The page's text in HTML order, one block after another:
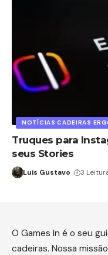
NOTÍCIAS CADEIRAS
Truques para
seus Stories
Luis Gustavo 3
O Games In é o seu
cadeiras. Nossa